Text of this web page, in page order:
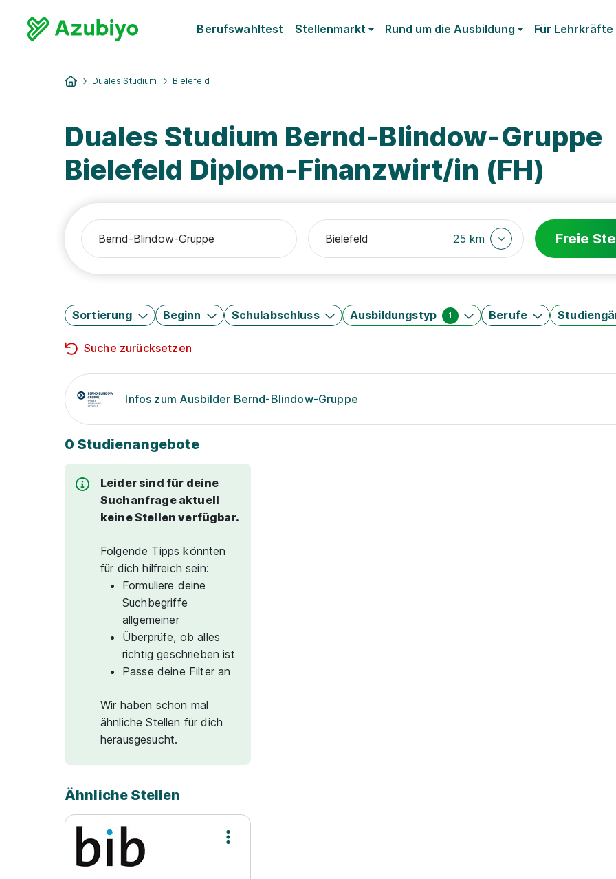
Berufswahltest Stellenmarkt Rund um die Ausbildung Für Lehrkräfte
Duales Studium Bielefeld
Duales Studium Bernd-Blindow-Gruppe
Bielefeld Diplom-Finanzwirt/in (FH)
25 km Freie
Sortierung Beginn Schulabschluss Ausbildungstyp 1 Berufe
Suche zurücksetzen
Infos zum Ausbilder Bernd-Blindow-Gruppe
0 Studienangebote
Leider sind für deine
Suchanfrage aktuell
keine Stellen verfügbar.
Folgende Tipps könnten
für dich hilfreich sein:
Formuliere deine
Suchbegriffe
allgemeiner
Überprüfe, ob alles
richtig geschrieben ist
Passe deine Filter an
Wir haben schon mal
ähnliche Stellen für dich
herausgesucht.
Ähnliche Stellen